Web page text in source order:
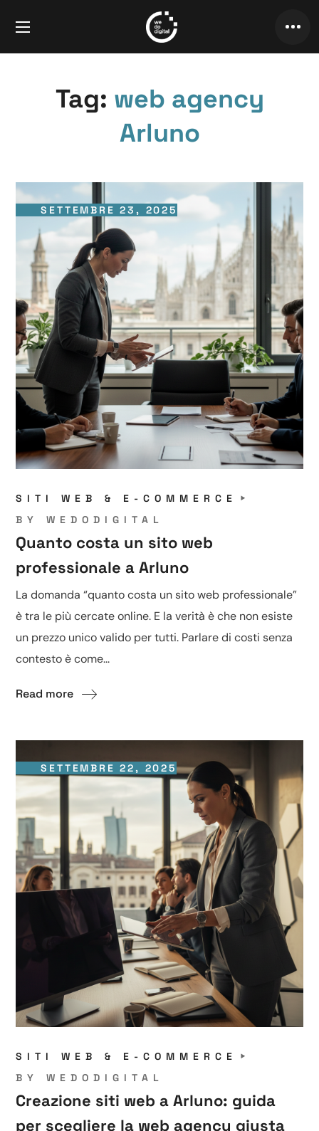
Tag: web agency
Arluno
SETTEMBRE 23, 2025
SITI WEB & E-COMMERCE
BYWEDODIGITAL
Quanto costa un sito web
professionale a Arluno
La domanda “quanto costa un sito web professionale”
è tra le più cercate online. E la verità è che non esiste
un prezzo unico valido per tutti. Parlare di costi senza
contesto è come...
Read more
SETTEMBRE 22, 2025
SITI WEB & E-COMMERCE
BYWEDODIGITAL
Creazione siti web a Arluno: guida
per scegliere la web agency giusta